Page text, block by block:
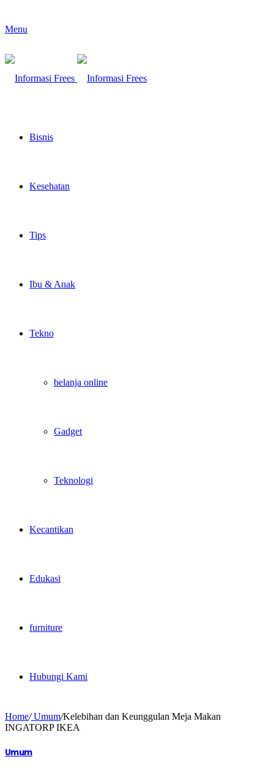
Menu
Bisnis
Kesehatan
Tips
Ibu & Anak
Tekno
belanja online
Gadget
Teknologi
Kecantikan
Edukasi
furniture
Hubungi Kami
Home/Umum/Kelebihan dan Keunggulan Meja Makan
INGATORP IKEA
Umum